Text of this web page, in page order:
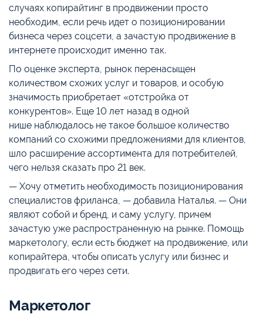
случаях копирайтинг в продвижении просто
необходим, если речь идет о позиционировании
бизнеса через соцсети, а зачастую продвижение в
интернете происходит именно так.
По оценке эксперта, рынок перенасыщен
количеством схожих услуг и товаров, и особую
значимость приобретает «отстройка от
конкурентов». Еще 10 лет назад в одной
нише наблюдалось не такое большое количество
компаний со схожими предложениями для клиентов,
шло расширение ассортимента для потребителей,
чего нельзя сказать про 21 век.
— Хочу отметить необходимость позиционирования
специалистов фриланса, — добавила Наталья. — Они
являют собой и бренд, и саму услугу, причем
зачастую уже распространенную на рынке. Помощь
маркетологу, если есть бюджет на продвижение, или
копирайтера, чтобы описать услугу или бизнес и
продвигать его через сети.
Маркетолог